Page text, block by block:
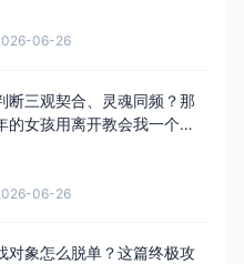
06-26
断三观契合、灵魂同频？那
的女孩用离开教会我一个道
06-26
对象怎么脱单？这篇终极攻